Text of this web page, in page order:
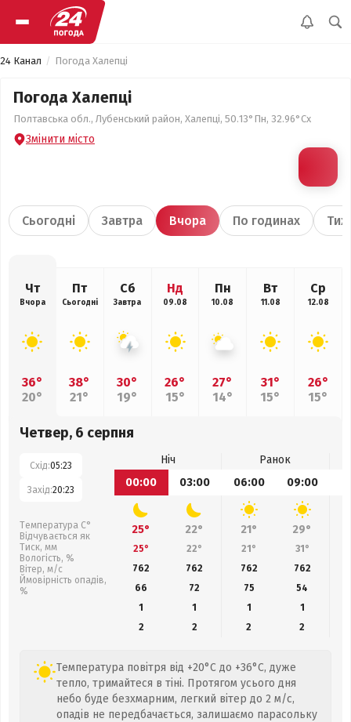
24 Канал Погода Халепці
Погода Халепці
Полтавська обл., Лубенський район, Халепці, 50.13°Пн, 32.96°Сх
Змінити місто
Сьогодні Завтра Вчора По годинах
Чт
Вчора
36°
20°
Пт
Сьогодні
38°
21°
Сб
Завтра
30°
19°
Нд
09.08
26°
15°
Пн
10.08
27°
14°
Вт
11.08
31°
15°
Ср
12.08
26°
15°
Четвер, 6 серпня
Схід:05:23
Захід:20:23
Температура С°
Відчувається як
Тиск, мм
Вологість, %
Вітер, м/с
Ймовірність опадів,
%
Ніч
Ранок
00:00
03:00 06:00 09:00
25° 22° 21° 29°
25° 22° 21° 31°
762
762 762 762
66
72 75 54
1
1 1
1
2
2 2 2
Температура повітря від +20°C до +36°C, дуже
тепло, тримайтеся в тіні. Протягом усього дня
небо буде безхмарним, легкий вітер до 2 м/с,
опадів не передбачається, залишаємо парасольку